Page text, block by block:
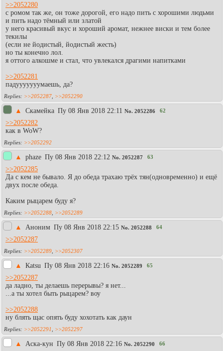
>>2052280
с ромом так же, он тоже дорогой, его надо пить с хорошими людьми
и пить надо тёмный или златой
у него красивый вкус и хороший аромат, нежнее виски и тем более
текилы
(если не йодистый, йодистый жесть)
но ты конечно лол.
я оттого алкошме и стал, что увлекался драгими напитками
>>2052281
падууууууумаешь, да?
>>2052287 >>2052290
▲ Скамейка Пy 08 Янв 2018 22:11 No. 2052286 62
>>2052282
как в WoW?
>>2052292
▲ phaze Пy 08 Янв 2018 22:12 No. 2052287 63
>>2052285
Да с кем не бывало. Я до обеда трахаю трёх тян(одновременно) и ещё
двух после обеда.
Каким рыцарем буду я?
>>2052288 >>2052289
▲ Аноним Пy 08 Янв 2018 22:15 No. 2052288 64
>>2052287
>>2052289 >>2052307
▲ Каtsu Пy 08 Янв 2018 22:16 No. 2052289 65
>>2052287
да ладно, ты делаешь перерывы? я нет...
...а ты хотел быть рыцарем? воу
>>2052288
ну блять щас опять буду хохотать как даун
>>2052291 >>2052297
▲ Аска-кун Пy 08 Янв 2018 22:16 No. 2052290 66